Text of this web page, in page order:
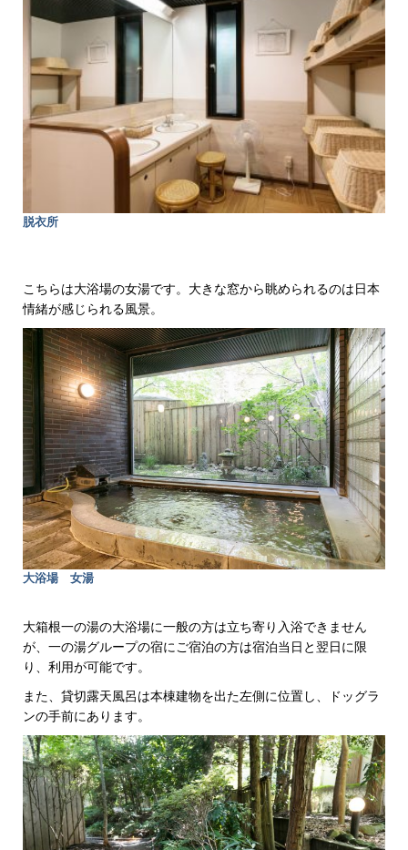
脱衣所
こちらは大浴場の女湯です。大きな窓から眺められるのは日本
情緒が感じられる風景。
大浴場 女湯
大箱根一の湯の大浴場に一般の方は立ち寄り入浴できません
が、一の湯グループの宿にご宿泊の方は宿泊当日と翌日に限
り、利用が可能です。
また、貸切露天風呂は本棟建物を出た左側に位置し、ドッグラ
ンの手前にあります。